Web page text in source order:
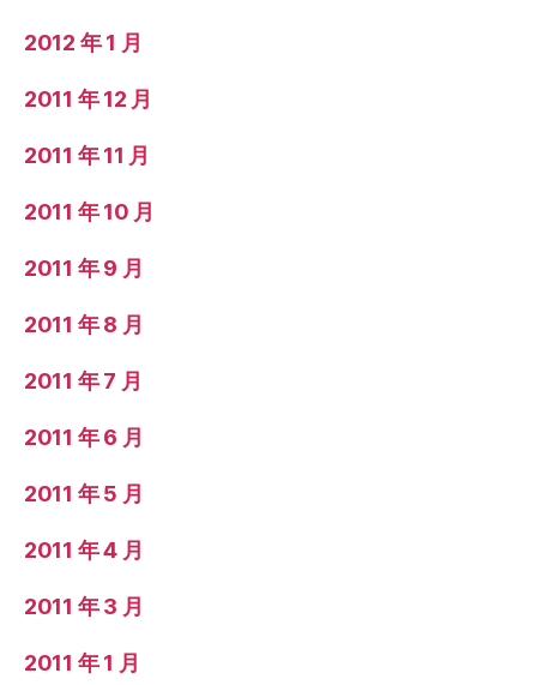
2012 年 1 月
2011 年 12 月
2011 年 11 月
2011 年 10 月
2011 年 9 月
2011 年 8 月
2011 年 7 月
2011 年 6 月
2011 年 5 月
2011 年 4 月
2011 年 3 月
2011 年 1 月